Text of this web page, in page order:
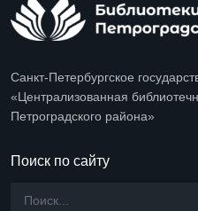
Санкт-Петербургское
«Централизованная
Петроградского района»
Поиск по сайту